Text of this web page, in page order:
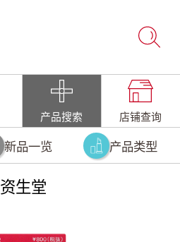
产品搜索 店铺查询
新品一览 产品类型
资生堂